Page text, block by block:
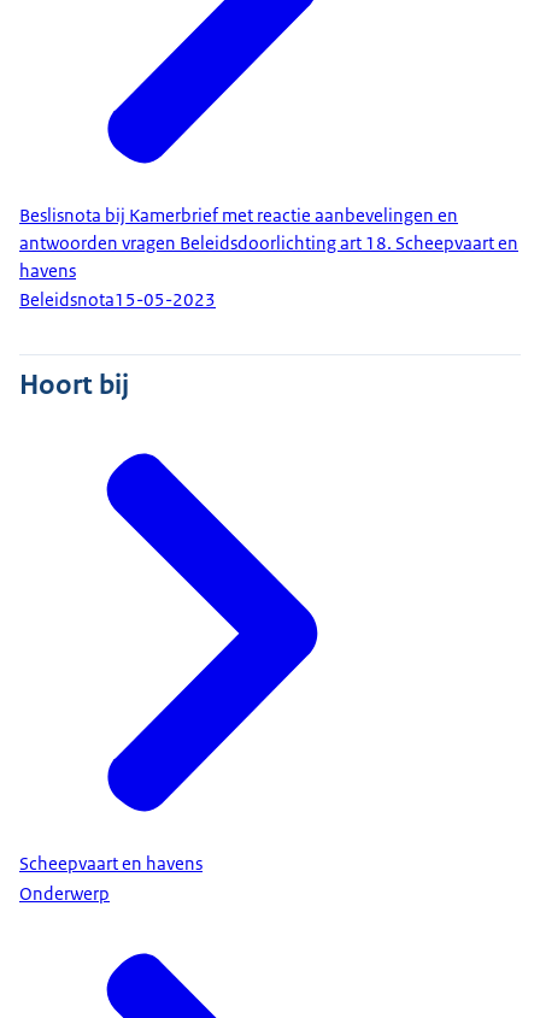
Beslisnota bij Kamerbrief met reactie aanbevelingen en
antwoorden vragen Beleidsdoorlichting art 18. Scheepvaart en
havens
Beleidsnota15-05-2023
Hoort bij
Scheepvaart en havens
Onderwerp